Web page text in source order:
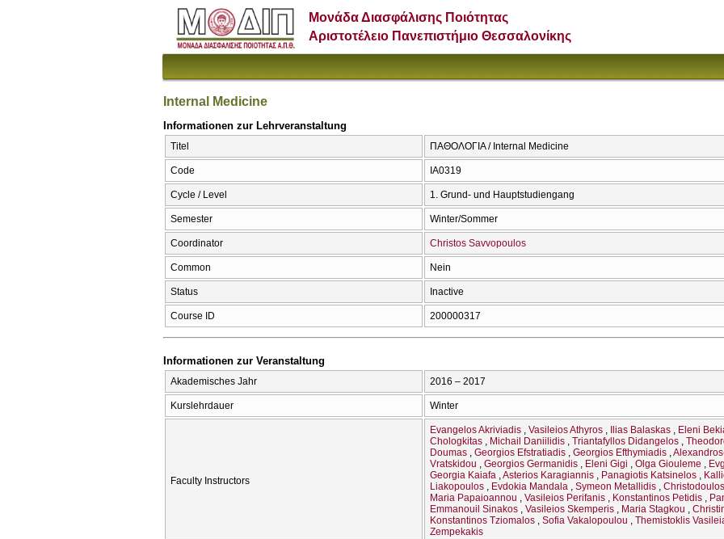
Μονάδα Διασφάλισης Ποιότητας
Αριστοτέλειο Πανεπιστήμιο Θεσσαλονίκης
Internal Medicine
Informationen zur Lehrveranstaltung
Titel ΠΑΘΟΛΟΓΙΑ / Internal Medicine
Code ΙΑ0319
Cycle / Level 1. Grund- und Hauptstudiengang
Semester Winter/Sommer
Coordinator Christos Savvopoulos
Common Nein
Status Inactive
Course ID 200000317
Informationen zur Veranstaltung
Akademisches Jahr 2016 – 2017
Kurslehrdauer Winter
Faculty Instructors
Evangelos Akriviadis Vasileios Athyros Ilias Balaskas Eleni
Chologkitas
Michail Daniilidis Triantafyllos Didangelos
Doumas
Georgios Efstratiadis Georgios Efthymiadis
Vratskidou
Georgios Germanidis Eleni Gigi Olga Giouleme
Georgia Kaiafa Asterios Karagiannis Panagiotis Katsinelos
Liakopoulos
Evdokia Mandala Symeon Metallidis
Maria Papaioannou
Vasileios Perifanis Konstantinos Petidis
Emmanouil Sinakos
Vasileios Skemperis Maria Stagkou
Konstantinos Tziomalos
Sofia Vakalopoulou Themistoklis
Zempekakis